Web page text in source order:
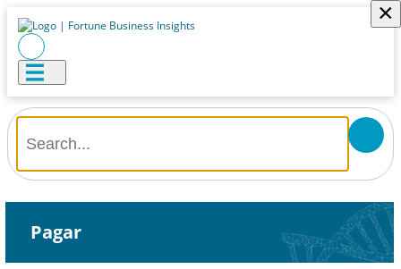
×
Pagar